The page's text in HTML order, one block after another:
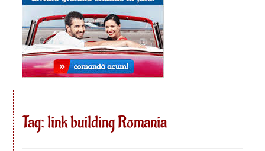
Tag:link building Romania